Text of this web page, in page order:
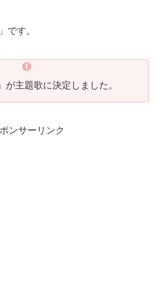
です。
主題歌に決定しました。
ンサーリンク